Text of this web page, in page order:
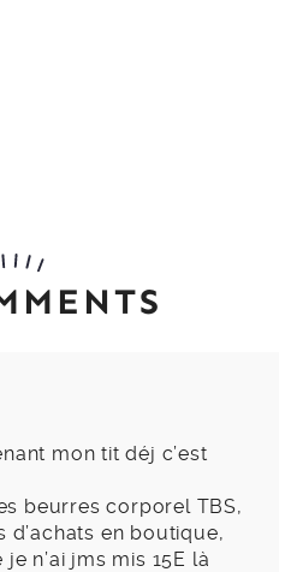
mon tit déj c’est
beurres corporel TBS,
d’achats en boutique,
n’ai jms mis 15E là